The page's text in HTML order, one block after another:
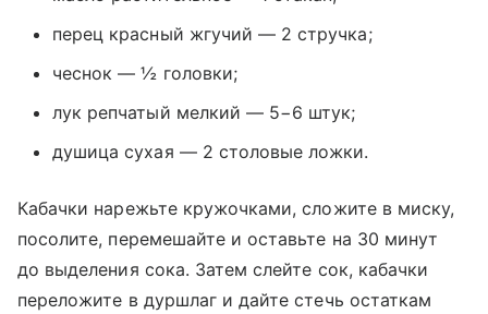
перец красный жгучий — 2 стручка;
чеснок — ½ головки;
лук репчатый мелкий — 5−6 штук;
душица сухая — 2 столовые ложки.
Кабачки нарежьте кружочками, сложите в миску,
посолите, перемешайте и оставьте на 30 минут
до выделения сока. Затем слейте сок, кабачки
переложите в дуршлаг и дайте стечь остаткам